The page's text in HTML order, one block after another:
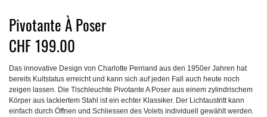
Pivotante À Poser
CHF199.00
Das innovative Design von Charlotte Perriand aus den 1950er Jahren hat
bereits Kultstatus erreicht und kann sich auf jeden Fall auch heute noch
zeigen lassen. Die Tischleuchte Pivotante A Poser aus einem zylindrischem
Körper aus lackiertem Stahl ist ein echter Klassiker. Der Lichtaustritt kann
einfach durch Öffnen und Schliessen des Volets individuell gewählt werden.